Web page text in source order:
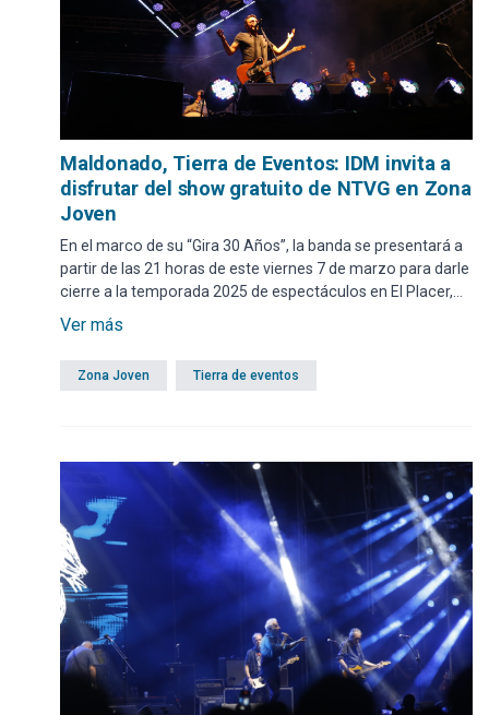
Maldonado, Tierra de Eventos: IDM invita a
disfrutar del show gratuito de NTVG en Zona
Joven
En el marco de su “Gira 30 Años”, la banda se presentará a
partir de las 21 horas de este viernes 7 de marzo para darle
cierre a la temporada 2025 de espectáculos en El Placer,
un espacio donde antes había un asentamiento que fue
todos.
Ver más
Zona Joven Tierra de eventos